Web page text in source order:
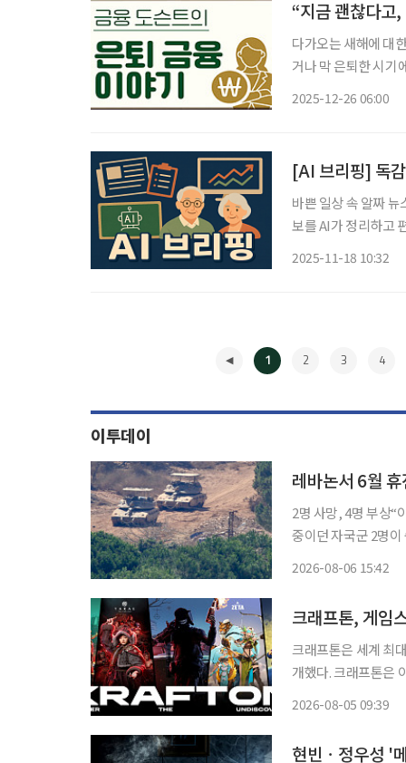
다가오는 새해에 대
거나 막 은퇴한 시기
2025-12-26 06:00
[AI 브리핑] 독
바쁜 일상 속 알짜
보를 AI가 정리하고 편집국 기
2025-11-18 10:32
1 2 3 4
이투데이
레바논서 6월
2명 사망, 4명 부상“
중이던 자국군 2명
2026-08-06 15:42
크래프톤, 게임
크래프톤은 세계 최
개했다. 크래프톤은 이달 26일부터 30일까지 독일 쾰른에서 열리는 게임스컴 2026에 참가해
2026-08-05 09:39
현빈ㆍ정우성 '